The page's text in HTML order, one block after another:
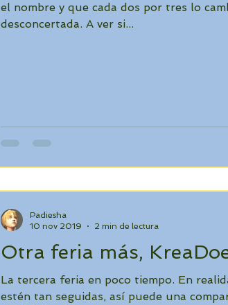
el nombre y que cada dos por tres lo
desconcertada. A ver si...
Otra feria más,
La tercera feria en poco tiempo. En
estén tan seguidas, así puede una
Padiesha
10 nov 2019
2 min de lectura